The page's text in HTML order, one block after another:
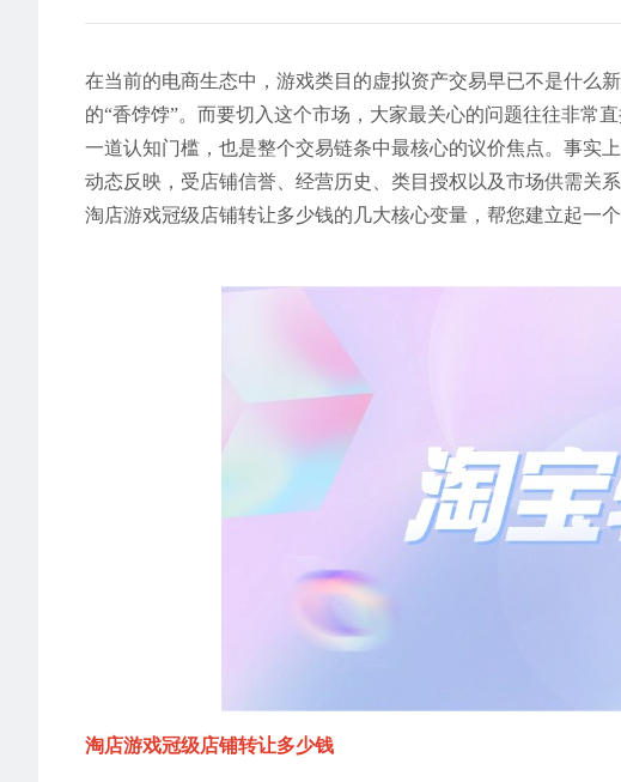
在当前的电商生态中，游戏类目的虚拟资产交易早已不是什么
的“香饽饽”。而要切入这个市场，大家最关心的问题往往非常
一道认知门槛，也是整个交易链条中最核心的议价焦点。事实
动态反映，受店铺信誉、经营历史、类目授权以及市场供需关
淘店游戏冠级店铺转让多少钱的几大核心变量，帮您建立起一个
淘店游戏冠级店铺转让多少钱